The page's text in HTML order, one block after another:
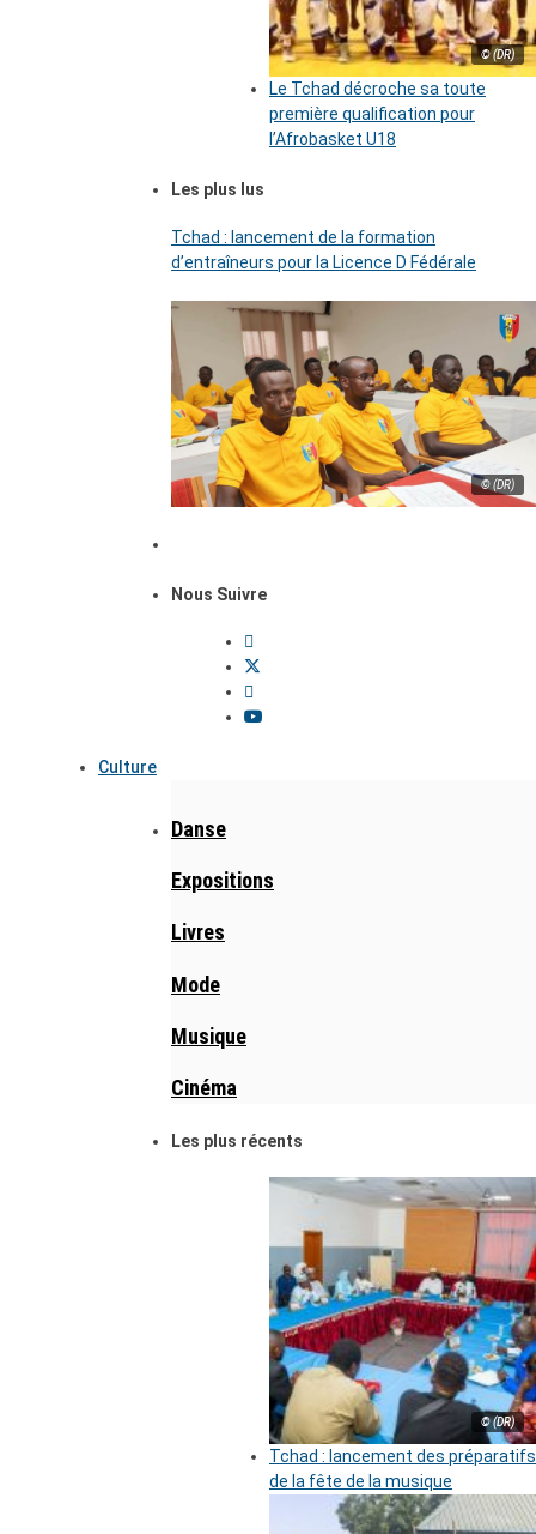
© (DR)
Le Tchad décroche sa toute
première qualification pour
l’Afrobasket U18
Les plus lus
Tchad : lancement de la formation
d’entraîneurs pour la Licence D Fédérale
© (DR)
Nous Suivre
Culture
Danse
Expositions
Livres
Mode
Musique
Cinéma
Les plus récents
© (DR)
Tchad : lancement des préparatifs
de la fête de la musique